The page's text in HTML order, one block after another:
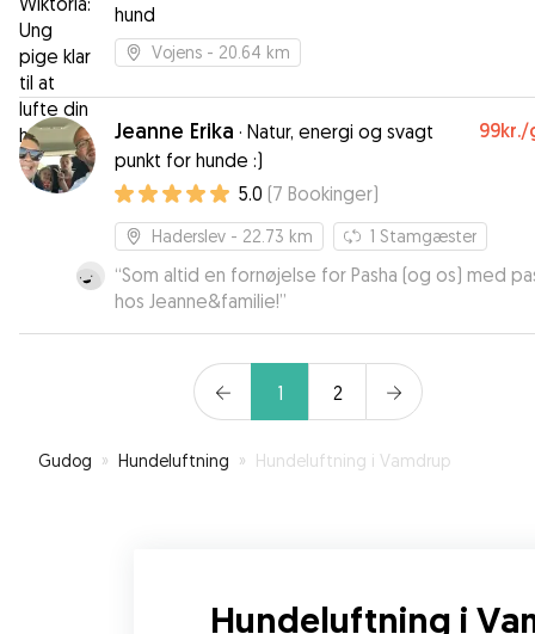
hund
Vojens - 20.64 km
Jeanne Erika · Natur, energi og svagt
punkt for hunde :)
99kr./
5.0 (7 Bookinger)
Haderslev - 22.73 km 1 Stamgæster
“Som altid en fornøjelse for Pasha (og os) med
hos Jeanne&familie!”
1 2
Gudog » Hundeluftning » Hundeluftning i Vamdrup
Hundeluftning i